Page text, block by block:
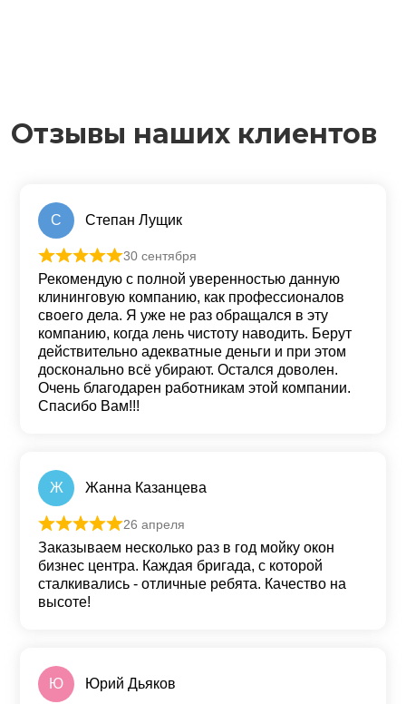
Отзывы наших клиентов
С Степан Лущик
Оценка
30 сентября
Рекомендую с полной уверенностью данную
клининговую компанию, как профессионалов
своего дела. Я уже не раз обращался в эту
компанию, когда лень чистоту наводить. Берут
действительно адекватные деньги и при этом
досконально всё убирают. Остался доволен.
Очень благодарен работникам этой компании.
Спасибо Вам!!!
Ж Жанна Казанцева
Оценка из 5
26 апреля
Заказываем несколько раз в год мойку окон
бизнес центра. Каждая бригада, с которой
сталкивались - отличные ребята. Качество на
высоте!
Ю Юрий Дьяков